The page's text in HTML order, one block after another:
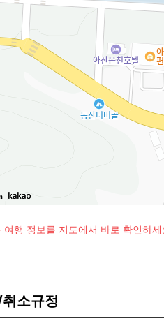
여행 정보를 지도에서 바로 확인하세
소규정